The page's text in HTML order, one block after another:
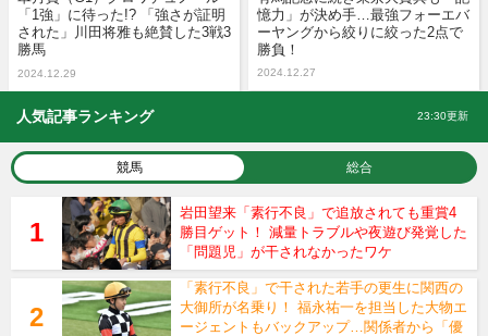
「1強」に待った!? 「強さが証明
された」川田将雅も絶賛した3戦3
勝馬
2024.12.29
憶力」が決め手…最強フォーエバ
ーヤングから絞りに絞った2点で
勝負！
2024.12.27
人気記事ランキング 23:30更新
競馬 総合
岩田望来「素行不良」で追放されても重賞4
勝目ゲット！ 減量トラブルや夜遊び発覚した
「問題児」が干されなかったワケ
「素行不良」で干された若手の更生に関西の
大御所が名乗り！ 福永祐一を担当した大物エ
ージェントもバックアップ…関係者から「優